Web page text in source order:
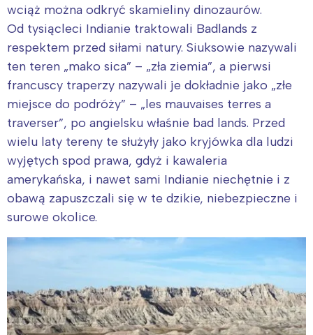
wciąż można odkryć skamieliny dinozaurów.
Od tysiącleci Indianie traktowali Badlands z
respektem przed siłami natury. Siuksowie nazywali
ten teren „mako sica” – „zła ziemia”, a pierwsi
francuscy traperzy nazywali je dokładnie jako „złe
miejsce do podróży” – „les mauvaises terres a
traverser”, po angielsku właśnie bad lands. Przed
wielu laty tereny te służyły jako kryjówka dla ludzi
wyjętych spod prawa, gdyż i kawaleria
amerykańska, i nawet sami Indianie niechętnie i z
obawą zapuszczali się w te dzikie, niebezpieczne i
surowe okolice.
Interesują mnie wydarzenia z
tego regionu:
Warszawa
Łódź
Śląsk
Kraków